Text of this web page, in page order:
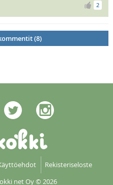
2
(8)
Rekisteriseloste
net Oy© 2026